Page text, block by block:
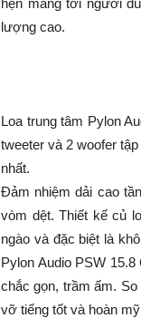
hẹn mang tới người
lượng cao.
Loa trung tâm Pylon
tweeter và 2 woofer
nhất.
Đảm nhiệm dải cao
vòm dệt. Thiết kế củ
ngào và đặc biệt là
Pylon Audio PSW
chắc gọn, trầm ấm.
vỡ tiếng tốt và hoàn